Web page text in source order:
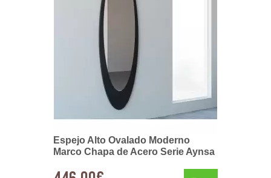
Espejo Alto Ovalado Moderno
Marco Chapa de Acero Serie Aynsa